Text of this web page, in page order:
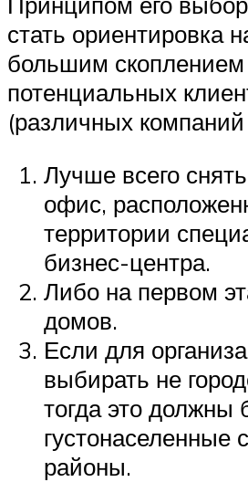
стать ориентировка
большим скоплением
потенциальных
(различных
Лучше всего
офис,
территории
бизнес-центра.
Либо на первом
домов.
Если для
выбирать не
тогда это должны
густонаселенные
районы.